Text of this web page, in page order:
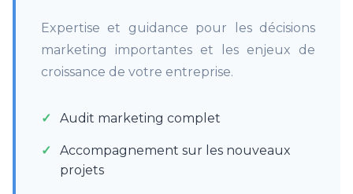
Expertise et guidance pour les décisions
marketing importantes et les enjeux de
croissance de votre entreprise.
Audit marketing complet
Accompagnement sur les nouveaux
projets